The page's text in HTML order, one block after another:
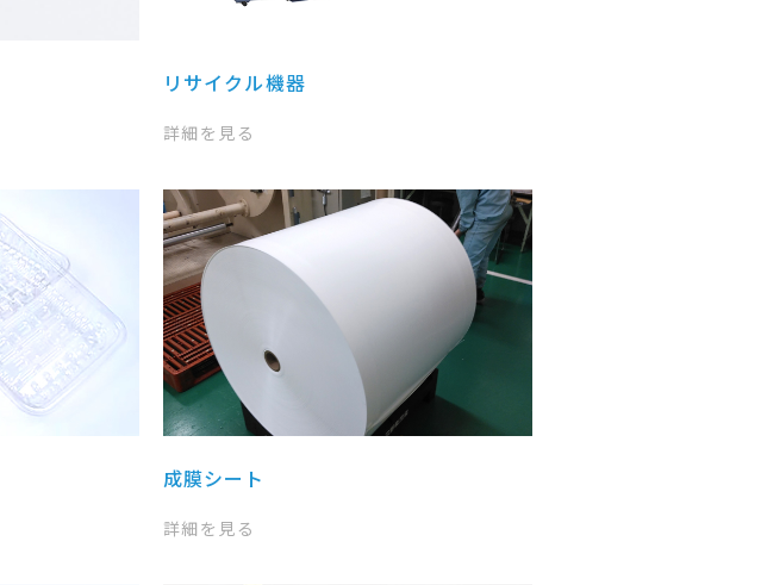
リサイクル機器
詳細を見る
成膜シート
詳細を見る